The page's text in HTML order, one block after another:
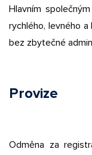
Hlavním
rychlého, levného
bez zbytečné
Provize
Odměna za